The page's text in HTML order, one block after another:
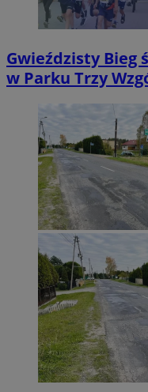
Gwieździsty Bieg
w Parku Trzy